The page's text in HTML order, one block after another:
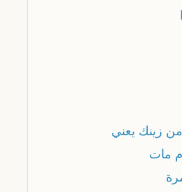
زينك يعني
مات